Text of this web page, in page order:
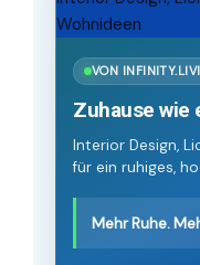
VON
Zuhause wie
Interior Design,
für ein ruhiges,
Mehr Ruhe.